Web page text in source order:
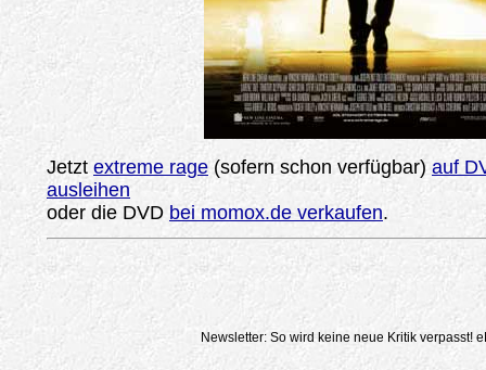
Jetzt extreme rage (sofern schon verfügbar) auf
ausleihen
oder die DVD bei momox.de verkaufen.
Newsletter: So wird keine neue Kritik verpasst!